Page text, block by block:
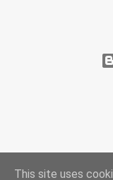
This site uses